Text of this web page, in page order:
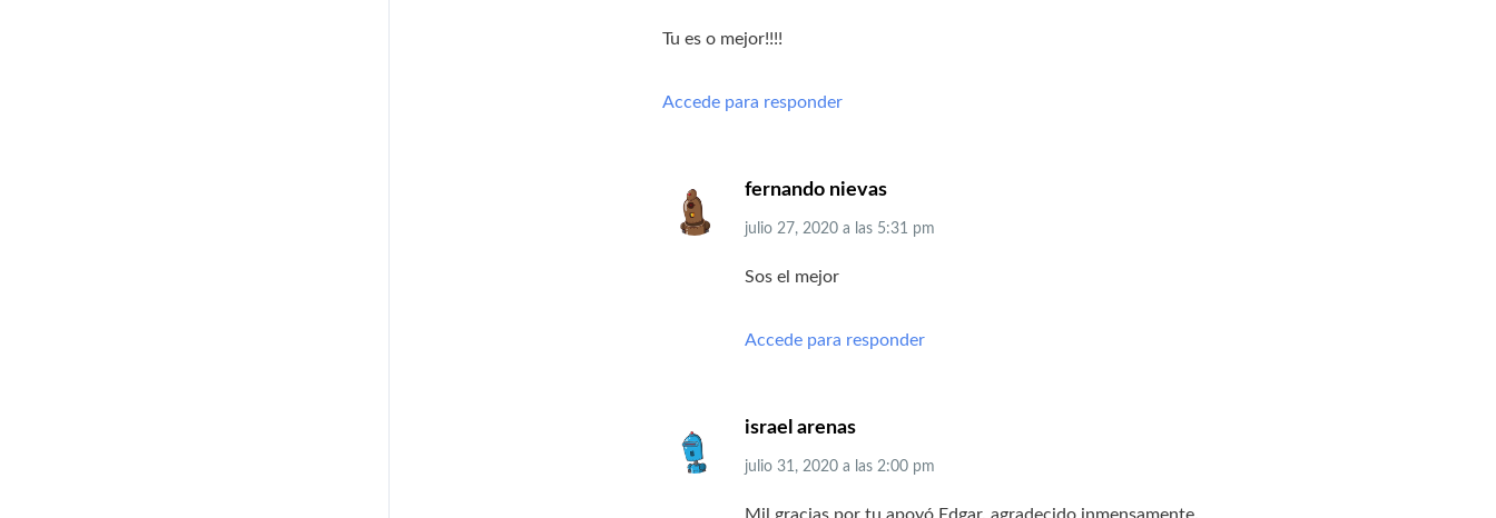
Tu es o mejor!!!!
Accede para responder
fernando nievas
julio 27, 2020 a las 5:31 pm
Sos el mejor
Accede para responder
israel arenas
julio 31, 2020 a las 2:00 pm